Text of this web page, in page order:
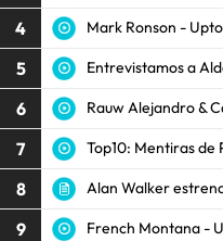
4 Mark Ronson -
5 Entrevistamos a
6 Rauw Alejandro &
7 Top10: Mentiras de
8 Alan Walker
9 French Montana -